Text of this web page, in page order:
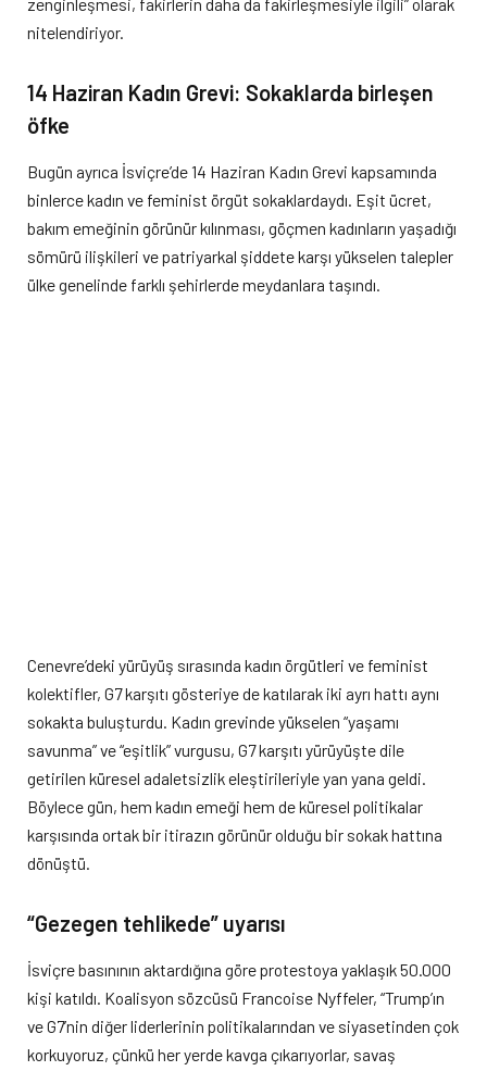
nitelendiriyor.
14 Haziran Kadın Grevi: Sokaklarda birleşen
öfke
Bugün ayrıca İsviçre’de 14 Haziran Kadın Grevi kapsamında
binlerce kadın ve feminist örgüt sokaklardaydı. Eşit ücret,
bakım emeğinin görünür kılınması, göçmen kadınların yaşadığı
sömürü ilişkileri ve patriyarkal şiddete karşı yükselen talepler
ülke genelinde farklı şehirlerde meydanlara taşındı.
Cenevre’deki yürüyüş sırasında kadın örgütleri ve feminist
kolektifler, G7 karşıtı gösteriye de katılarak iki ayrı hattı aynı
sokakta buluşturdu. Kadın grevinde yükselen “yaşamı
savunma” ve “eşitlik” vurgusu, G7 karşıtı yürüyüşte dile
getirilen küresel adaletsizlik eleştirileriyle yan yana geldi.
Böylece gün, hem kadın emeği hem de küresel politikalar
karşısında ortak bir itirazın görünür olduğu bir sokak hattına
dönüştü.
“Gezegen tehlikede” uyarısı
İsviçre basınının aktardığına göre protestoya yaklaşık 50.000
kişi katıldı. Koalisyon sözcüsü Francoise Nyffeler, “Trump’ın
ve G7’nin diğer liderlerinin politikalarından ve siyasetinden çok
korkuyoruz, çünkü her yerde kavga çıkarıyorlar, savaş